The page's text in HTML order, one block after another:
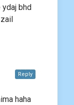
ydaj bhd
haha
Reply